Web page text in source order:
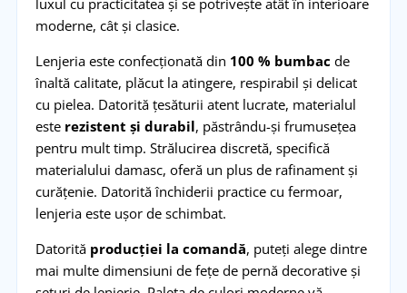
moderne, cât și clasice.
Lenjeria este confecționată din 100 % bumbac de
înaltă calitate, plăcut la atingere, respirabil și delicat
cu pielea. Datorită țesăturii atent lucrate, materialul
este rezistent și durabil, păstrându-și frumusețea
pentru mult timp. Strălucirea discretă, specifică
materialului damasc, oferă un plus de rafinament și
curățenie. Datorită închiderii practice cu fermoar,
lenjeria este ușor de schimbat.
Datorită producției la comandă, puteți alege dintre
mai multe dimensiuni de fețe de pernă decorative și